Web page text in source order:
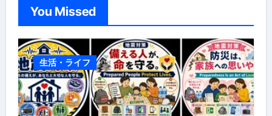
You Missed
生活・ライフ